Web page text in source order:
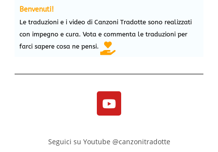
Benvenuti!
Le traduzioni e i video di Canzoni Tradotte sono realizzati
con impegno e cura. Vota e commenta le traduzioni per
farci sapere cosa ne pensi.
Seguici su Youtube @canzonitradotte